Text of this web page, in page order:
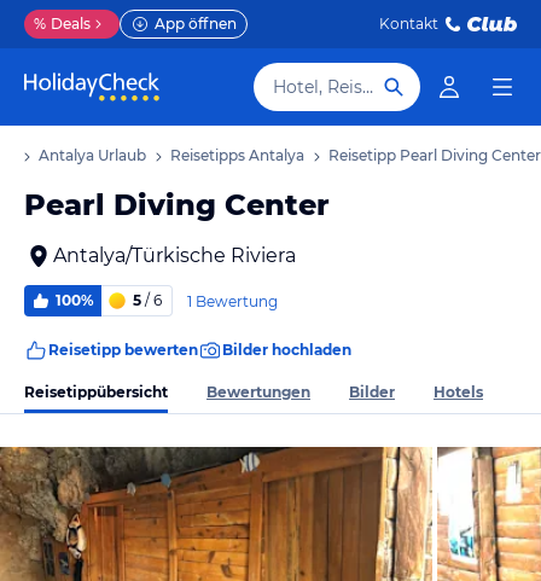
% Deals App öffnen Kontakt
Hotel, Reiseziel
Antalya Urlaub Reisetipps Antalya Reisetipp Pearl Diving Center
Pearl Diving Center
Antalya/Türkische Riviera
100% 5 / 6 1 Bewertung
Reisetipp bewerten Bilder hochladen
Reisetippübersicht Bewertungen Bilder Hotels